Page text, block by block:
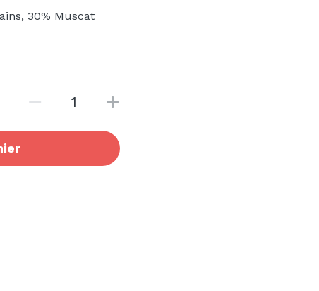
30% Muscat